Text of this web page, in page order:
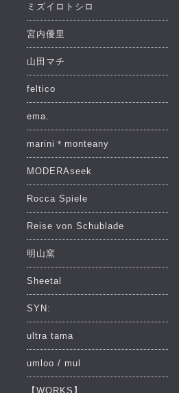
ミズイロトシロ
宮内優里
山田マチ
feltico
ema.
marini＊monteany
MODERAseek
Rocca Spiele
Reise von Schublade
明山窯
Sheetal
SYN:
ultra tama
umloo / mul
【WORKS】